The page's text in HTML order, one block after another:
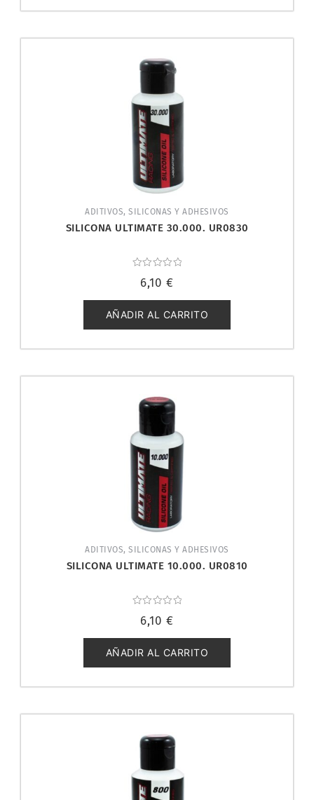
ADITIVOS, SILICONAS Y ADHESIVOS
SILICONA ULTIMATE 30.000. UR0830
con
de
5
6,10 €
AÑADIR AL CARRITO
ADITIVOS, SILICONAS Y ADHESIVOS
SILICONA ULTIMATE 10.000. UR0810
con
de
5
6,10 €
AÑADIR AL CARRITO